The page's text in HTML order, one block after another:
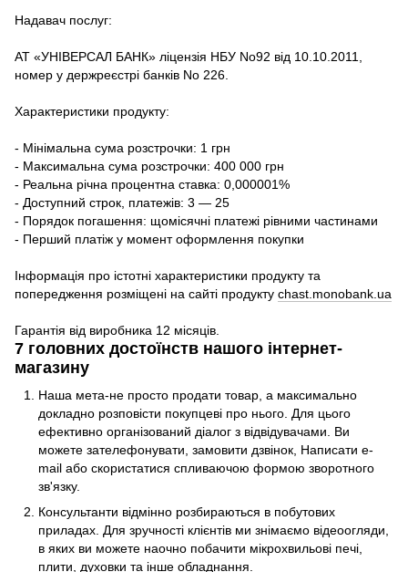
Надавач послуг:
АТ «УНІВЕРСАЛ БАНК» ліцензія НБУ No92 від 10.10.2011,
номер у держреєстрі банків No 226.
Характеристики продукту:
- Мінімальна сума розстрочки: 1 грн
- Максимальна сума розстрочки: 400 000 грн
- Реальна річна процентна ставка: 0,000001%
- Доступний строк, платежів: 3 — 25
- Порядок погашення: щомісячні платежі рівними частинами
- Перший платіж у момент оформлення покупки
Інформація про істотні характеристики продукту та
попередження розміщені на сайті продукту chast.monobank.ua
Гарантія від виробника 12 місяців.
7 головних достоїнств нашого інтернет-
магазину
Наша мета-не просто продати товар, а максимально
докладно розповісти покупцеві про нього. Для цього
ефективно організований діалог з відвідувачами. Ви
можете зателефонувати, замовити дзвінок, Написати e-
mail або скористатися спливаючою формою зворотного
зв'язку.
Консультанти відмінно розбираються в побутових
приладах. Для зручності клієнтів ми знімаємо відеоогляди,
в яких ви можете наочно побачити мікрохвильові печі,
плити, духовки та інше обладнання.